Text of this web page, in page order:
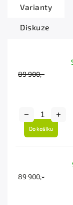
Varianty
Diskuze
89 900,-
Do košíku
89 900,-